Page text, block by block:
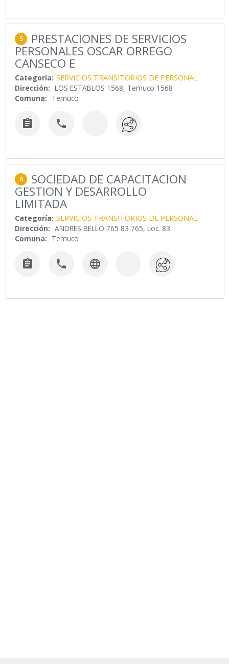
5 PRESTACIONES DE SERVICIOS
PERSONALES OSCAR ORREGO
CANSECO E
Categoría: SERVICIOS TRANSITORIOS DE PERSONAL
Dirección: LOS ESTABLOS 1568, Temuco 1568
Comuna: Temuco
 
6 SOCIEDAD DE CAPACITACION
GESTION Y DESARROLLO
LIMITADA
Categoría: SERVICIOS TRANSITORIOS DE PERSONAL
Dirección: ANDRES BELLO 765 83 765, Loc. 83
Comuna: Temuco
  